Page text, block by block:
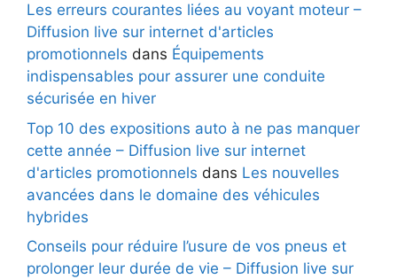
Les erreurs courantes liées au voyant moteur –
Diffusion live sur internet d'articles
promotionnels dans Équipements
indispensables pour assurer une conduite
sécurisée en hiver
Top 10 des expositions auto à ne pas manquer
cette année – Diffusion live sur internet
d'articles promotionnels dans Les nouvelles
avancées dans le domaine des véhicules
hybrides
Conseils pour réduire l’usure de vos pneus et
prolonger leur durée de vie – Diffusion live sur